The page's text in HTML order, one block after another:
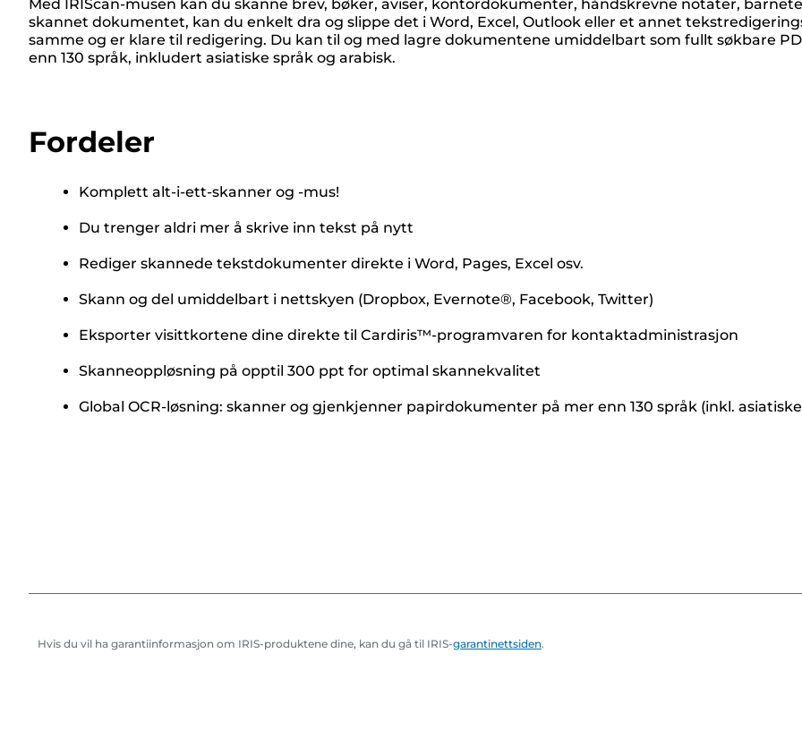
Med IRIScan-musen kan du skanne brev, bøker, aviser, kontordokumenter, håndskrevne notater,
skannet dokumentet, kan du enkelt dra og slippe det i Word, Excel, Outlook eller et annet
samme og er klare til redigering. Du kan til og med lagre dokumentene umiddelbart som fullt søkbare
enn 130 språk, inkludert asiatiske språk og arabisk.
Fordeler
Komplett alt-i-ett-skanner og -mus!
Du trenger aldri mer å skrive inn tekst på nytt
Rediger skannede tekstdokumenter direkte i Word, Pages, Excel osv.
Skann og del umiddelbart i nettskyen (Dropbox, Evernote®, Facebook, Twitter)
Eksporter visittkortene dine direkte til Cardiris™-programvaren for kontaktadministrasjon
Skanneoppløsning på opptil 300 ppt for optimal skannekvalitet
Global OCR-løsning: skanner og gjenkjenner papirdokumenter på mer enn 130 språk (inkl.
Hvis du vil ha garantiinformasjon om IRIS-produktene dine, kan du gå til IRIS-garantinettsiden.